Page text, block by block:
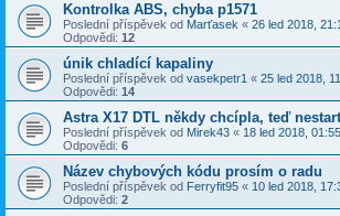
Kontrolka ABS, chyba p1571
Poslední příspěvek od Marťasek « 26 led 2018,
Odpovědi: 12
únik chladící kapaliny
Poslední příspěvek od vasekpetr1 « 25 led 2018,
Odpovědi: 14
Astra X17 DTL někdy chcípla, teď
Poslední příspěvek od Mirek43 « 18 led 2018, 01:55
Odpovědi: 6
Název chybových kódu prosím o radu
Poslední příspěvek od Ferryfit95 « 10 led 2018,
Odpovědi: 2